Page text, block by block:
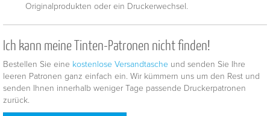
Originalprodukten oder ein Druckerwechsel.
Ich kann meine Tinten-Patronen nicht finden!
Bestellen Sie eine kostenlose Versandtasche und senden Sie Ihre
leeren Patronen ganz einfach ein. Wir kümmern uns um den Rest und
senden Ihnen innerhalb weniger Tage passende Druckerpatronen
zurück.